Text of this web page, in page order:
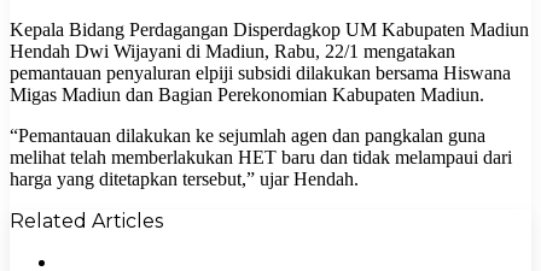
Kepala Bidang Perdagangan Disperdagkop UM Kabupaten Madiun
Hendah Dwi Wijayani di Madiun, Rabu, 22/1 mengatakan
pemantauan penyaluran elpiji subsidi dilakukan bersama Hiswana
Migas Madiun dan Bagian Perekonomian Kabupaten Madiun.
“Pemantauan dilakukan ke sejumlah agen dan pangkalan guna
melihat telah memberlakukan HET baru dan tidak melampaui dari
harga yang ditetapkan tersebut,” ujar Hendah.
Related Articles